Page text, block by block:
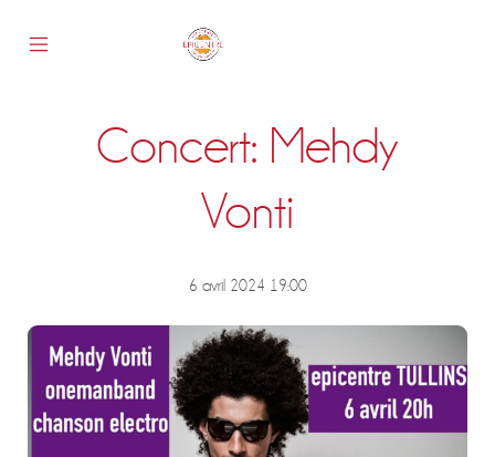
Concert: Mehdy
Vonti
6 avril 2024 19:00